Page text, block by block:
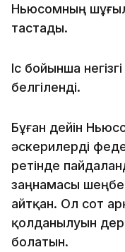
Ньюсомның шұғыл
тастады.
Іс бойынша
белгіленді.
Бұған дейін
әскерилерді
ретінде
заңнамасы
айтқан. Ол сот
қолданылуын
болатын.